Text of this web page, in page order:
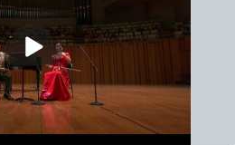
放